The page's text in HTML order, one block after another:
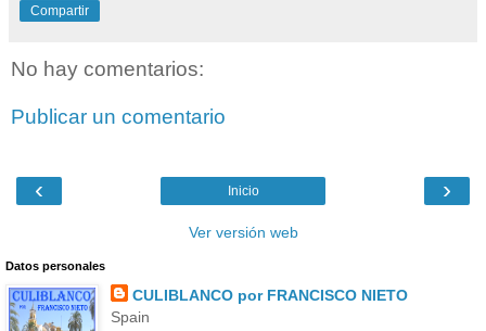
Compartir
No hay comentarios:
Publicar un comentario
‹ ›
Inicio
Ver versión web
Datos personales
CULIBLANCO por FRANCISCO NIETO
Spain